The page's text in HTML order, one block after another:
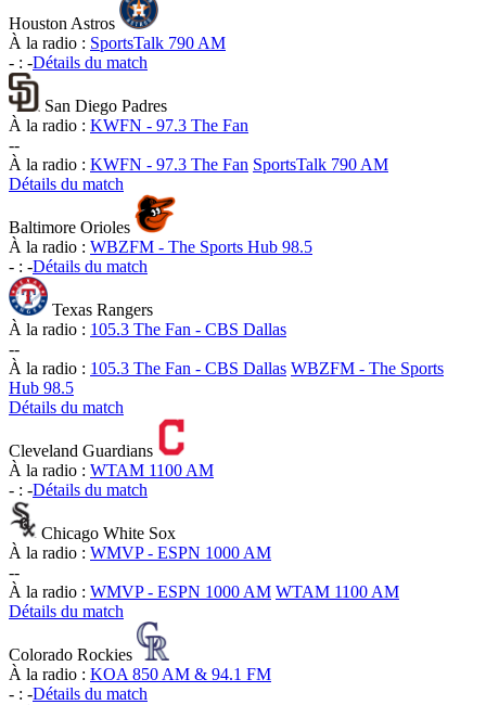
Houston Astros
À la radio : SportsTalk 790 AM
- : -Détails du match
San Diego Padres
À la radio : KWFN - 97.3 The Fan
--
À la radio : KWFN - 97.3 The Fan SportsTalk 790 AM
Détails du match
Baltimore Orioles
À la radio : WBZFM - The Sports Hub 98.5
- : -Détails du match
Texas Rangers
À la radio : 105.3 The Fan - CBS Dallas
--
À la radio : 105.3 The Fan - CBS Dallas WBZFM - The Sports
Hub 98.5
Détails du match
Cleveland Guardians
À la radio : WTAM 1100 AM
- : -Détails du match
Chicago White Sox
À la radio : WMVP - ESPN 1000 AM
--
À la radio : WMVP - ESPN 1000 AM WTAM 1100 AM
Détails du match
Colorado Rockies
À la radio : KOA 850 AM & 94.1 FM
- : -Détails du match